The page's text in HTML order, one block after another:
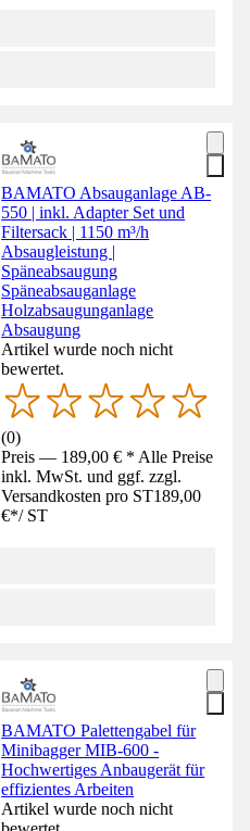
BAMATO Absauganlage AB-
550 | inkl. Adapter Set und
Filtersack | 1150 m³/h
Absaugleistung |
Späneabsaugung
Späneabsauganlage
Holzabsaugunganlage
Absaugung
Artikel wurde noch nicht
bewertet.
(0)
Preis — 189,00 € * Alle Preise
inkl. MwSt. und ggf. zzgl.
Versandkosten pro ST189,00
€*/ ST
BAMATO Palettengabel für
Minibagger MIB-600 -
Hochwertiges Anbaugerät für
effizientes Arbeiten
Artikel wurde noch nicht